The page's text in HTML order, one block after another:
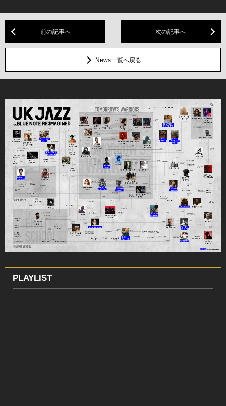
前の記事へ 次の記事へ
News一覧へ戻る
PLAYLIST